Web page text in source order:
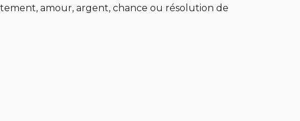
amour, argent, chance ou résolution de